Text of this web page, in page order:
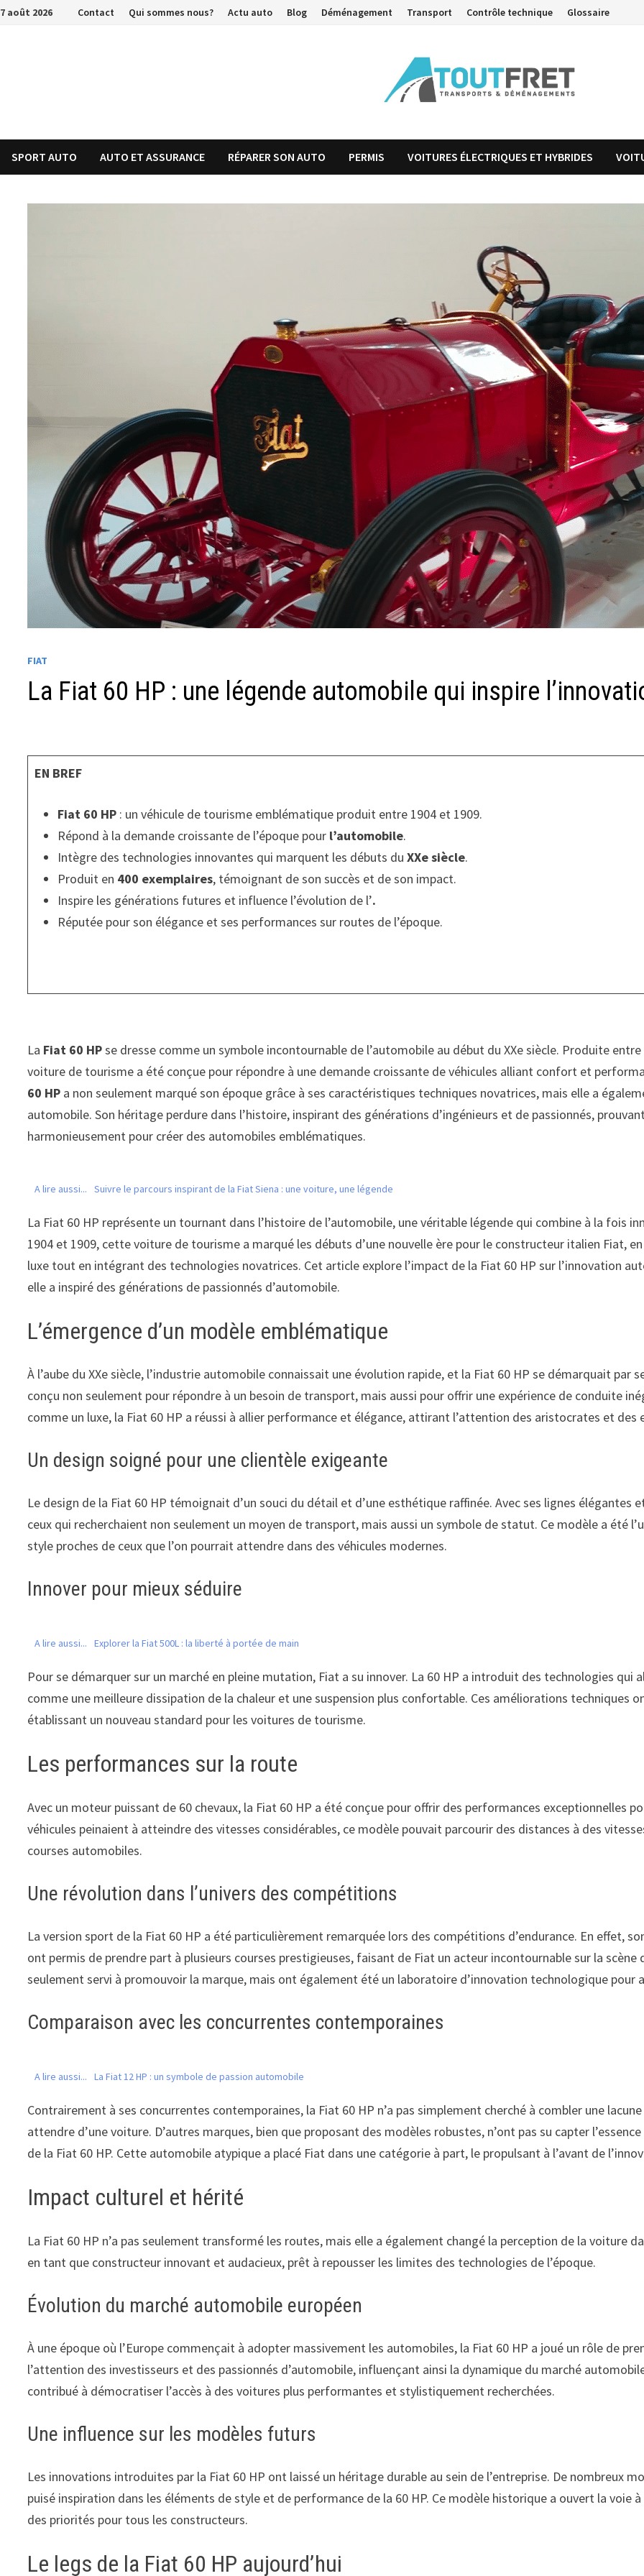
Passer
7 août 2026 Contact Qui sommes nous? Actu auto Blog Déménagement Transport Contrôle technique Glossaire
SPORT AUTO AUTO ET ASSURANCE RÉPARER SON AUTO PERMIS VOITURES ÉLECTRIQUES ET HYBRIDES
FIAT
La Fiat 60 HP : une légende automobile qui inspire
EN BREF
Fiat 60 HP : un véhicule de tourisme emblématique produit entre 1904 et 1909.
Répond à la demande croissante de l’époque pour l’automobile.
Intègre des technologies innovantes qui marquent les débuts duXXe siècle.
Produit en 400 exemplaires, témoignant de son succès et de son impact.
Inspire les générations futures et influence l’évolution de l’.
Réputée pour son élégance et ses performances sur routes de l’époque.
La Fiat 60 HPse dresse comme un symbole incontournable de l’automobile au début du XXe siècle. Produite
voiture de tourisme a été conçue pour répondre à une demande croissante de véhicules alliant confort et
60 HP a non seulement marqué son époque grâce à ses caractéristiques techniques novatrices, mais elle a
automobile. Son héritage perdure dans l’histoire, inspirant des générations d’ingénieurs et de passionnés,
harmonieusement pour créer des automobiles emblématiques.
A lire aussi... Suivre le parcours inspirant de la Fiat Siena : une voiture, une légende
La Fiat 60 HP représente un tournant dans l’histoire de l’automobile, une véritable légende qui combine à la fois
1904 et 1909, cette voiture de tourisme a marqué les débuts d’une nouvelle ère pour le constructeur italien Fiat,
luxe tout en intégrant des technologies novatrices. Cet article explore l’impact de la Fiat 60 HP sur l’innovation
elle a inspiré des générations de passionnés d’automobile.
L’émergence d’un modèle emblématique
À l’aube du XXe siècle, l’industrie automobile connaissait une évolution rapide, et la Fiat 60 HP se démarquait
conçu non seulement pour répondre à un besoin de transport, mais aussi pour offrir une expérience de conduite
comme un luxe, la Fiat 60 HP a réussi à allier performance et élégance, attirant l’attention des aristocrates et des
Un design soigné pour une clientèle exigeante
Le design de la Fiat 60 HP témoignait d’un souci du détail et d’une esthétique raffinée. Avec ses lignes
ceux qui recherchaient non seulement un moyen de transport, mais aussi un symbole de statut. Ce modèle a été
style proches de ceux que l’on pourrait attendre dans des véhicules modernes.
Innover pour mieux séduire
A lire aussi... Explorer la Fiat 500L : la liberté à portée de main
Pour se démarquer sur un marché en pleine mutation, Fiat a su innover. La 60 HP a introduit des technologies
comme une meilleure dissipation de la chaleur et une suspension plus confortable. Ces améliorations techniques
établissant un nouveau standard pour les voitures de tourisme.
Les performances sur la route
Avec un moteur puissant de 60 chevaux, la Fiat 60 HP a été conçue pour offrir des performances exceptionnelles
véhicules peinaient à atteindre des vitesses considérables, ce modèle pouvait parcourir des distances à des
courses automobiles.
Une révolution dans l’univers des compétitions
La version sport de la Fiat 60 HP a été particulièrement remarquée lors des compétitions d’endurance. En effet,
ont permis de prendre part à plusieurs courses prestigieuses, faisant de Fiat un acteur incontournable sur la
seulement servi à promouvoir la marque, mais ont également été un laboratoire d’innovation technologique pour
Comparaison avec les concurrentes contemporaines
A lire aussi... La Fiat 12 HP : un symbole de passion automobile
Contrairement à ses concurrentes contemporaines, la Fiat 60 HP n’a pas simplement cherché à combler une
attendre d’une voiture. D’autres marques, bien que proposant des modèles robustes, n’ont pas su capter
de la Fiat 60 HP. Cette automobile atypique a placé Fiat dans une catégorie à part, le propulsant à l’avant de
Impact culturel et hérité
La Fiat 60 HP n’a pas seulement transformé les routes, mais elle a également changé la perception de la voiture
en tant que constructeur innovant et audacieux, prêt à repousser les limites des technologies de l’époque.
Évolution du marché automobile européen
À une époque où l’Europe commençait à adopter massivement les automobiles, la Fiat 60 HP a joué un rôle de
l’attention des investisseurs et des passionnés d’automobile, influençant ainsi la dynamique du marché
contribué à démocratiser l’accès à des voitures plus performantes et stylistiquement recherchées.
Une influence sur les modèles futurs
Les innovations introduites par la Fiat 60 HP ont laissé un héritage durable au sein de l’entreprise. De nombreux
puisé inspiration dans les éléments de style et de performance de la 60 HP. Ce modèle historique a ouvert la voie
des priorités pour tous les constructeurs.
Le legs de la Fiat 60 HP aujourd’hui